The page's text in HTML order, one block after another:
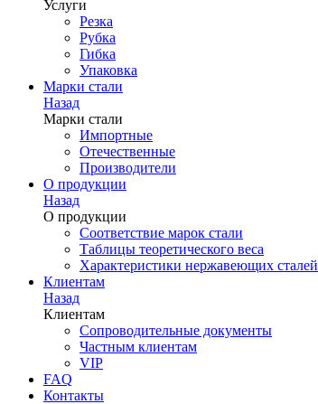
Услуги
Резка
Рубка
Гибка
Упаковка
Марки стали
Назад
Марки стали
Импортные
Отечественные
Производители
О продукции
Назад
О продукции
Соответствие марок стали
Таблицы теоретического веса
Характеристики нержавеющих сталей
Клиентам
Назад
Клиентам
Сопроводительные документы
Частным клиентам
VIP
FAQ
Контакты